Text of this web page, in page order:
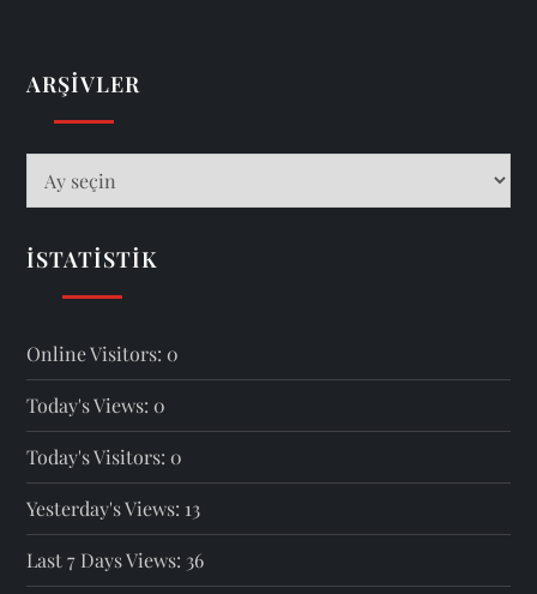
ARŞIVLER
İSTATISTIK
Online Visitors: 0
Today's Views: 0
Today's Visitors: 0
Yesterday's Views: 13
Last 7 Days Views: 36